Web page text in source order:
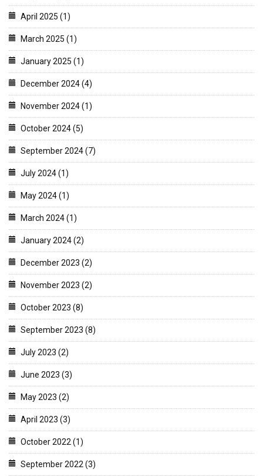
April 2025 (1)
March 2025 (1)
January 2025 (1)
December 2024 (4)
November 2024 (1)
October 2024 (5)
September 2024 (7)
July 2024 (1)
May 2024 (1)
March 2024 (1)
January 2024 (2)
December 2023 (2)
November 2023 (2)
October 2023 (8)
September 2023 (8)
July 2023 (2)
June 2023 (3)
May 2023 (2)
April 2023 (3)
October 2022 (1)
September 2022 (3)